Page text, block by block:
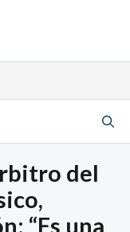
del
“Es una